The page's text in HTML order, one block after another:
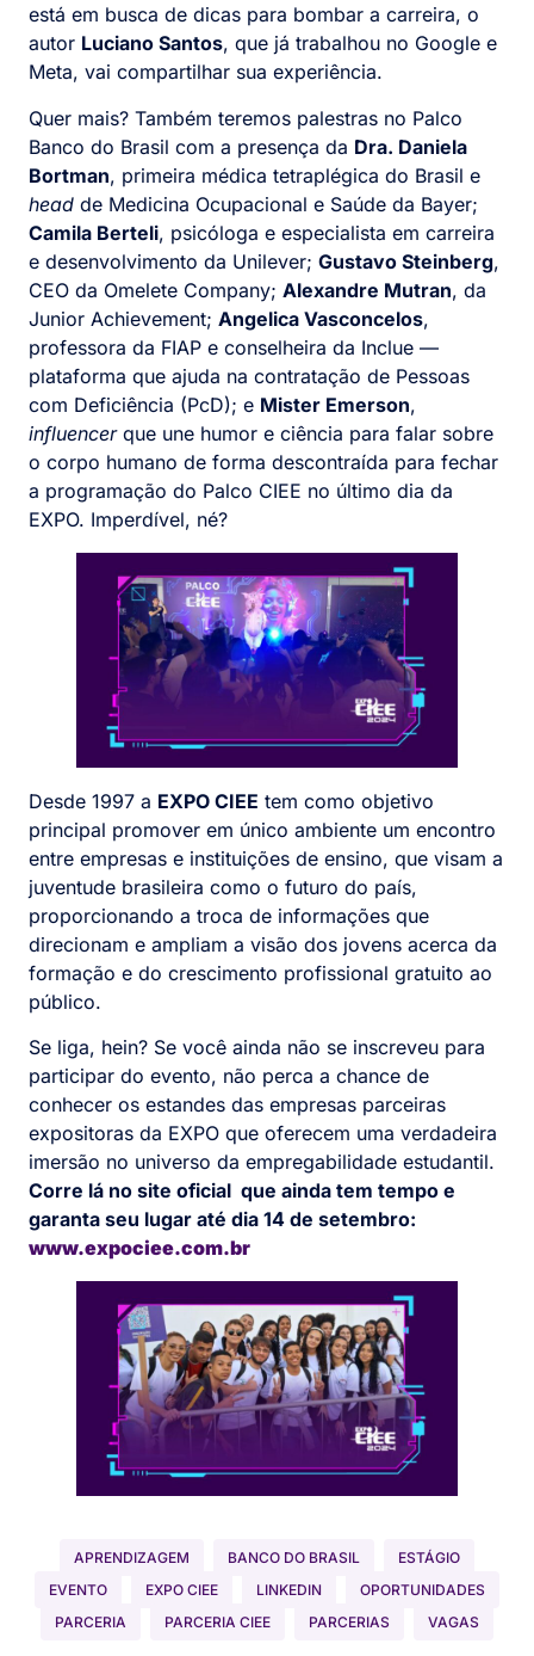
está em busca de dicas para bombar a carreira, o
autor Luciano Santos, que já trabalhou no Google e
Meta, vai compartilhar sua experiência.
Quer mais? Também teremos palestras no Palco
Banco do Brasil com a presença da Dra. Daniela
Bortman, primeira médica tetraplégica do Brasil e
head de Medicina Ocupacional e Saúde da Bayer;
Camila Berteli, psicóloga e especialista em carreira
e desenvolvimento da Unilever; Gustavo Steinberg,
CEO da Omelete Company; Alexandre Mutran, da
Junior Achievement; Angelica Vasconcelos,
professora da FIAP e conselheira da Inclue —
plataforma que ajuda na contratação de Pessoas
com Deficiência (PcD); e Mister Emerson,
influencerque une humor e ciência para falar sobre
o corpo humano de forma descontraída para fechar
a programação do Palco CIEE no último dia da
EXPO. Imperdível, né?
Desde 1997 a EXPO CIEE tem como objetivo
principal promover em único ambiente um encontro
entre empresas e instituições de ensino, que visam a
juventude brasileira como o futuro do país,
proporcionando a troca de informações que
direcionam e ampliam a visão dos jovens acerca da
formação e do crescimento profissional gratuito ao
público.
Se liga, hein? Se você ainda não se inscreveu para
participar do evento, não perca a chance de
conhecer os estandes das empresas parceiras
expositoras da EXPO que oferecem uma verdadeira
imersão no universo da empregabilidade estudantil.
Corre lá no site oficial que ainda tem tempo e
garanta seu lugar até dia 14 de setembro:
www.expociee.com.br
APRENDIZAGEM BANCO DO BRASIL
ESTÁGIO
EVENTO
EXPO CIEE LINKEDIN
OPORTUNIDADES
PARCERIA
PARCERIA CIEE PARCERIAS VAGAS